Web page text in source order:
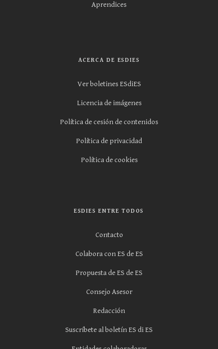
Aprendices
ACERCA DE ESDIES
Ver boletines ESdiES
Licencia de imágenes
Política de cesión de contenidos
Política de privacidad
Política de cookies
ESDIES ENTRE TODOS
Contacto
Colabora con ES de ES
Propuesta de ES de ES
Consejo Asesor
Redacción
Suscríbete al boletín ES di ES